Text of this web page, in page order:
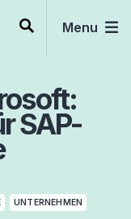
Menu
SAP-
UNTERNEHMEN